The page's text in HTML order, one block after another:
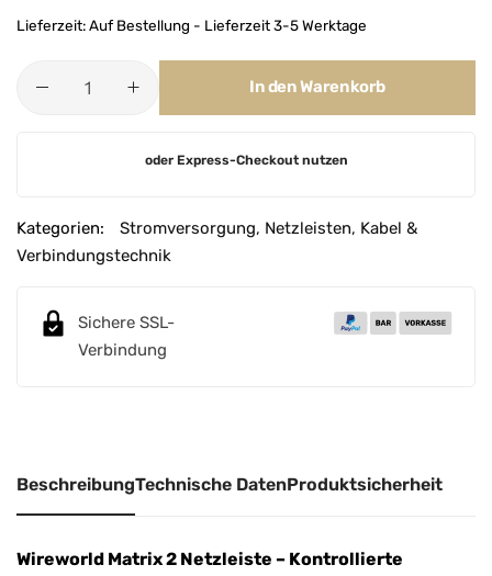
Lieferzeit:Auf Bestellung - Lieferzeit 3-5 Werktage
In den Warenkorb
e
r
oder Express-Checkout nutzen
Kategorien: Stromversorgung, Netzleisten, Kabel &
Verbindungstechnik
Sichere SSL-
Verbindung
BeschreibungTechnische DatenProduktsicherheit
Wireworld Matrix 2 Netzleiste – Kontrollierte